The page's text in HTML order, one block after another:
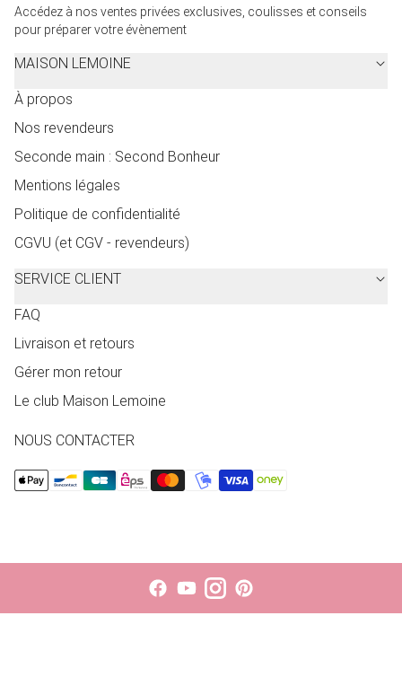
Accédez à nos ventes privées exclusives, coulisses et conseils
pour préparer votre évènement
MAISON LEMOINE
À propos
Nos revendeurs
Seconde main : Second Bonheur
Mentions légales
Politique de confidentialité
CGVU (et CGV - revendeurs)
SERVICE CLIENT
FAQ
Livraison et retours
Gérer mon retour
Le club Maison Lemoine
NOUS CONTACTER